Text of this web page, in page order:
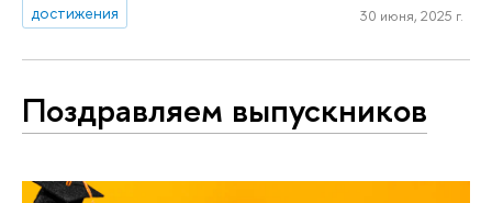
достижения
30 июня, 2025 г.
Поздравляем выпускников